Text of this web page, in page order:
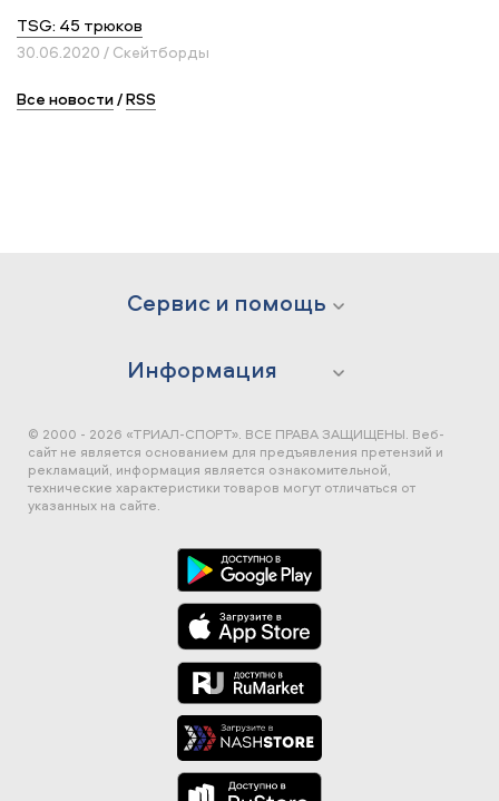
TSG: 45 трюков
30.06.2020 / Скейтборды
Все новости/RSS
Сервис и помощь
Информация
© 2000 - 2026 «ТРИАЛ-СПОРТ». ВСЕ ПРАВА ЗАЩИЩЕНЫ. Веб-
сайт не является основанием для предъявления претензий и
рекламаций, информация является ознакомительной,
технические характеристики товаров могут отличаться от
указанных на сайте.